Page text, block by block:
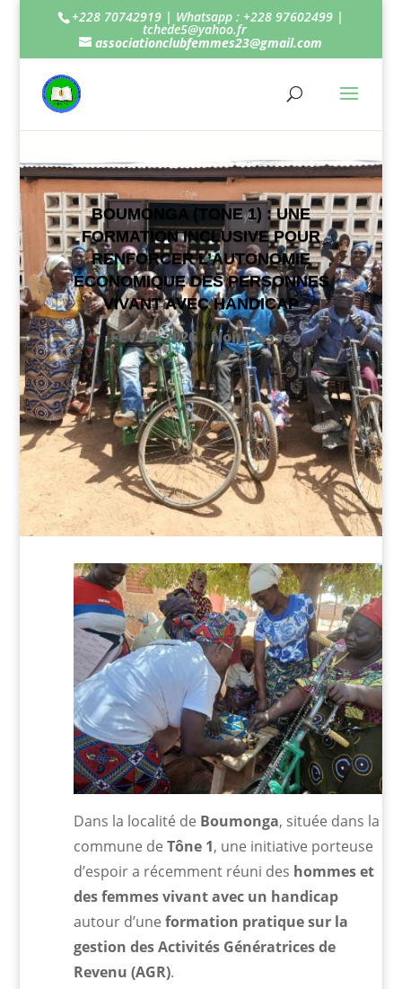
+228 70742919 | Whatsapp : +228 97602499 |
tchede5@yahoo.fr
associationclubfemmes23@gmail.com
BOUMONGA (TONE 1) : UNE
FORMATION INCLUSIVE POUR
RENFORCER L’AUTONOMIE
ECONOMIQUE DES PERSONNES
VIVANT AVEC HANDICAP
Fév 19, 2026| Non classé
Dans la localité de Boumonga, située dans la
commune deTône 1, une initiative porteuse
d’espoir a récemment réuni des hommes et
des femmes vivant avec un handicap
autour d’uneformation pratique sur la
gestion des Activités Génératrices de
Revenu (AGR).